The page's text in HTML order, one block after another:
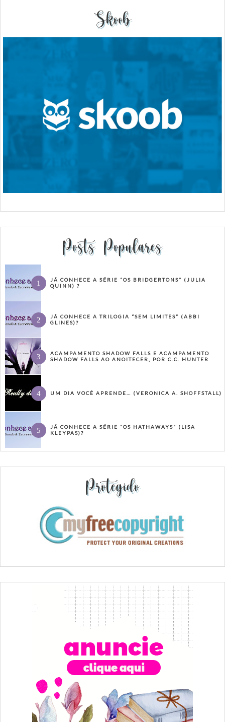
Skoob
Posts Populares
JÁ CONHECE A SÉRIE “OS BRIDGERTONS” (JULIA
QUINN) ?
JÁ CONHECE A TRILOGIA “SEM LIMITES” (ABBI
GLINES)?
ACAMPAMENTO SHADOW FALLS E ACAMPAMENTO
SHADOW FALLS AO ANOITECER, POR C.C. HUNTER
UM DIA VOCÊ APRENDE… (VERONICA A. SHOFFSTALL)
JÁ CONHECE A SÉRIE “OS HATHAWAYS” (LISA
KLEYPAS)?
Protegido